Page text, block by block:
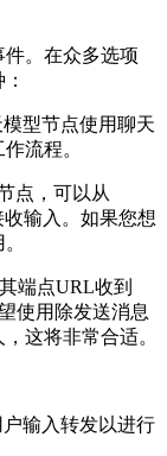
。在众多选项
型节点使用聊天
流程。
点，可以从
收输入。如果您想
端点URL收到
使用除发送消息
这将非常合适。
输入转发以进行